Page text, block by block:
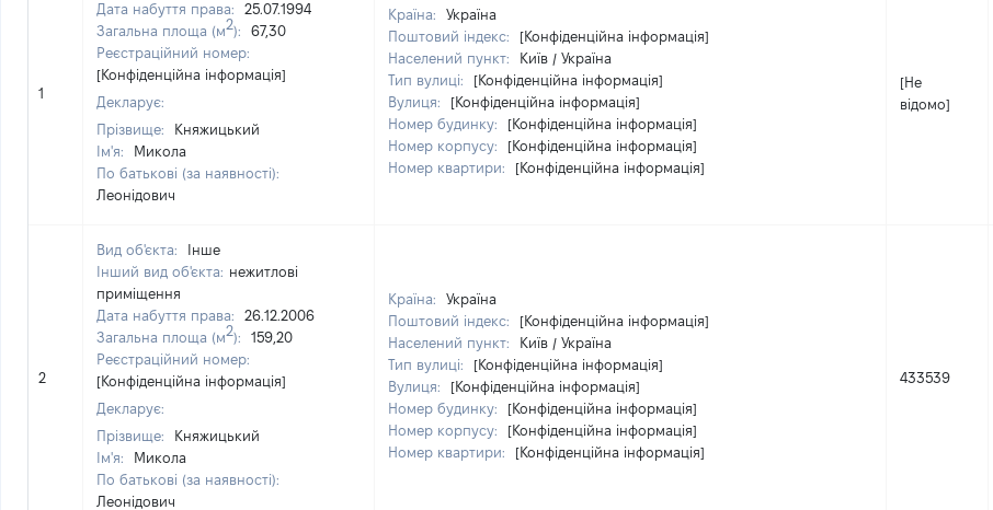
1
Дата набуття права:
25.07.1994
Загальна площа (м2):
67,30
Реєстраційний номер:
[Конфіденційна інформація]
Декларує:
Прізвище:
Княжицький
Ім'я:
Микола
По батькові (за наявності):
Леонідович
Країна:
Україна
Поштовий індекс:
[Конфіденційна інформація]
Населений пункт:
Київ / Україна
Тип вулиці:
[Конфіденційна інформація]
Вулиця:
[Конфіденційна інформація]
Номер будинку:
[Конфіденційна інформація]
Номер корпусу:
[Конфіденційна інформація]
Номер квартири:
[Конфіденційна інформація]
[Не
відомо]
2
Вид об'єкта:
Інше
Інший вид об'єкта: нежитлові
приміщення
Дата набуття права:
26.12.2006
Загальна площа (м2):
159,20
Реєстраційний номер:
[Конфіденційна інформація]
Декларує:
Прізвище:
Княжицький
Ім'я:
Микола
По батькові (за наявності):
Леонідович
Країна:
Україна
Поштовий індекс:
[Конфіденційна інформація]
Населений пункт:
Київ / Україна
Тип вулиці:
[Конфіденційна інформація]
Вулиця:
[Конфіденційна інформація]
Номер будинку:
[Конфіденційна інформація]
Номер корпусу:
[Конфіденційна інформація]
Номер квартири:
[Конфіденційна інформація]
433539